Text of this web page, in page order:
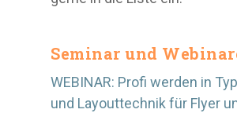
Seminar und
WEBINAR: Profi werden in
und Layouttechnik für Flyer